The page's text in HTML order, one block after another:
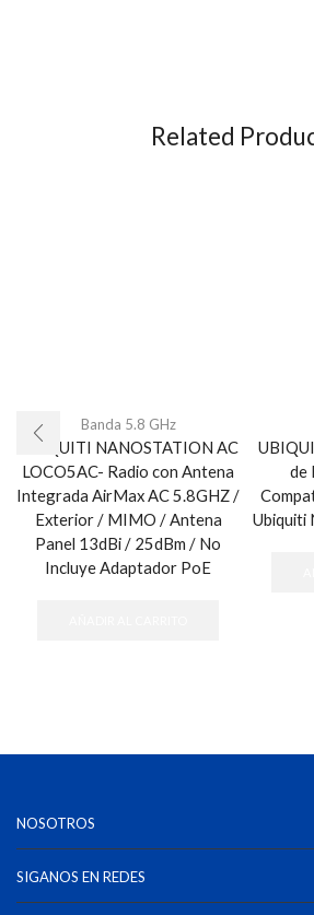
Related
Banda 5.8 GHz
UBIQUITI NANOSTATION AC
LOCO5AC- Radio con Antena
Integrada AirMax AC 5.8GHZ /
Exterior / MIMO / Antena
Panel 13dBi / 25dBm / No
Incluye Adaptador PoE
de
Ubiquiti
NOSOTROS
SIGANOS EN REDES